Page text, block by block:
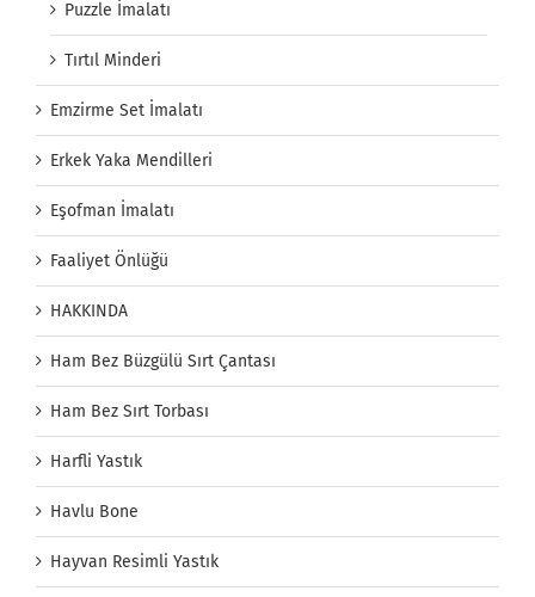
Puzzle İmalatı
Tırtıl Minderi
Emzirme Set İmalatı
Erkek Yaka Mendilleri
Eşofman İmalatı
Faaliyet Önlüğü
HAKKINDA
Ham Bez Büzgülü Sırt Çantası
Ham Bez Sırt Torbası
Harfli Yastık
Havlu Bone
Hayvan Resimli Yastık